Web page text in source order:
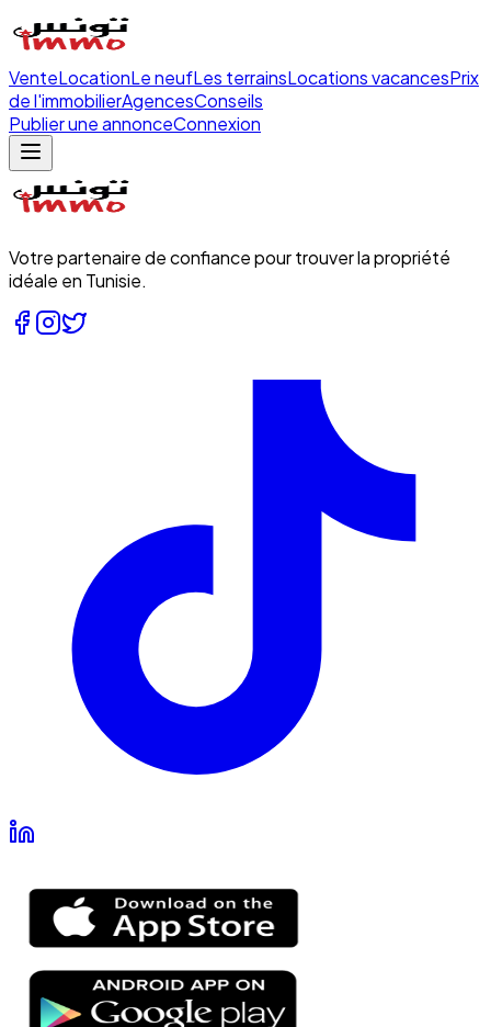
VenteLocationLe neufLes terrainsLocations vacancesPrix
de l'immobilierAgencesConseils
Publier une annonceConnexion
Votre partenaire de confiance pour trouver la propriété
idéale en Tunisie.